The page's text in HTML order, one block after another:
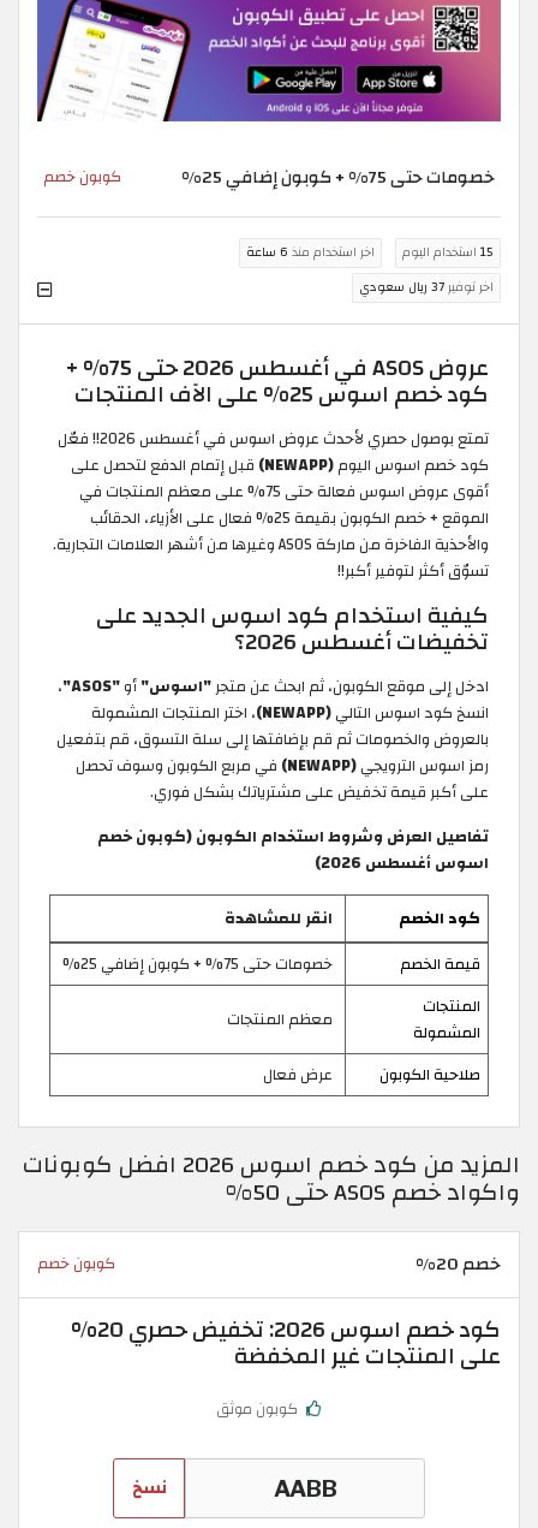
خصومات حتى 75% + كوبون إضافي 25% كوبون خصم
15 استخدام اليوم اخر استخدام منذ 6 ساعة
اخر توفير37 ريال سعودي
عروض ASOS في أغسطس 2026 حتى 75% +
كود خصم اسوس 25% على الآف المنتجات
تمتع بوصول حصري لأحدث عروض اسوس في أغسطس 2026!! فعّل
كود خصم اسوس اليوم(NEWAPP)
قبل إتمام الدفع لتحصل على
أقوى عروض اسوس فعالة حتى 75% على معظم المنتجات في
الموقع + خصم الكوبون بقيمة 25% فعال على الأزياء، الحقائب
والأحذية الفاخرة من ماركة ASOS وغيرها من أشهر العلامات التجارية.
تسوّق أكثر لتوفير أكبر!!
كيفية استخدام كود اسوس الجديد على
تخفيضات أغسطس 2026؟
ادخل إلى موقع الكوبون، ثم ابحث عن متجر"اسوس"أو"ASOS"
،
انسخ كود اسوس التالي(NEWAPP)
، اختر المنتجات المشمولة
بالعروض والخصومات ثم قم بإضافتها إلى سلة التسوق، قم بتفعيل
رمز اسوس الترويجي(NEWAPP)
في مربع الكوبون وسوف تحصل
على أكبر قيمة تخفيض على مشترياتك بشكل فوري.
تفاصيل العرض وشروط استخدام الكوبون (كوبون خصم
اسوس أغسطس 2026)
كود الخصم
انقر للمشاهدة
قيمة الخصم
خصومات حتى 75% + كوبون إضافي 25%
المنتجات
المشمولة
معظم المنتجات
صلاحية الكوبون
عرض فعال
المزيد من كود خصم اسوس 2026 افضل كوبونات
واكواد خصم ASOS حتى 50%
خصم 20% كوبون خصم
كود خصم اسوس 2026: تخفيض حصري 20%
على المنتجات غير المخفضة
كوبون موثق
نسخ